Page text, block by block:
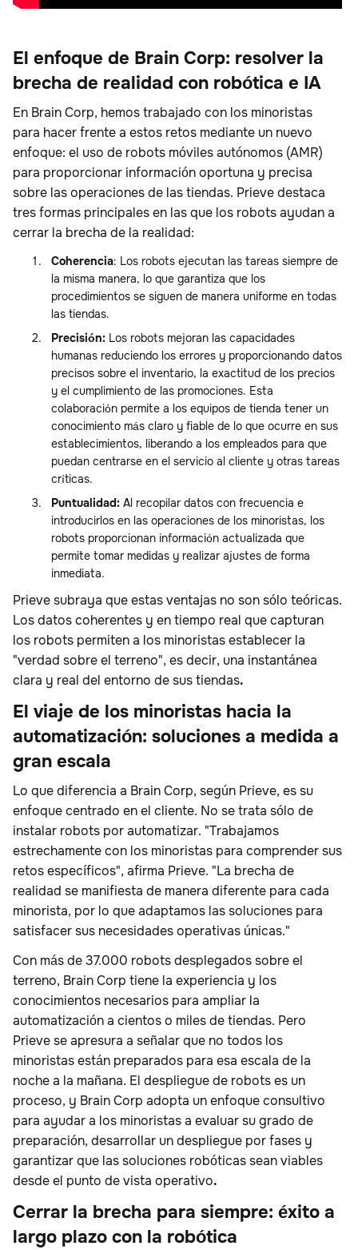
El enfoque de Brain Corp: resolver la
brecha de realidad con robótica e IA
En Brain Corp, hemos trabajado con los minoristas
para hacer frente a estos retos mediante un nuevo
enfoque: el uso de robots móviles autónomos (AMR)
para proporcionar información oportuna y precisa
sobre las operaciones de las tiendas. Prieve destaca
tres formas principales en las que los robots ayudan a
cerrar la brecha de la realidad:
Coherencia: Los robots ejecutan las tareas siempre de
la misma manera, lo que garantiza que los
procedimientos se siguen de manera uniforme en todas
las tiendas.
Precisión: Los robots mejoran las capacidades
humanas reduciendo los errores y proporcionando datos
precisos sobre el inventario, la exactitud de los precios
y el cumplimiento de las promociones. Esta
colaboración permite a los equipos de tienda tener un
conocimiento más claro y fiable de lo que ocurre en sus
establecimientos, liberando a los empleados para que
puedan centrarse en el servicio al cliente y otras tareas
críticas.
Puntualidad: Al recopilar datos con frecuencia e
introducirlos en las operaciones de los minoristas, los
robots proporcionan información actualizada que
permite tomar medidas y realizar ajustes de forma
inmediata.
Prieve subraya que estas ventajas no son sólo teóricas.
Los datos coherentes y en tiempo real que capturan
los robots permiten a los minoristas establecer la
"verdad sobre el terreno", es decir, una instantánea
clara y real del entorno de sus tiendas.‍
El viaje de los minoristas hacia la
automatización: soluciones a medida a
gran escala
Lo que diferencia a Brain Corp, según Prieve, es su
enfoque centrado en el cliente. No se trata sólo de
instalar robots por automatizar. "Trabajamos
estrechamente con los minoristas para comprender sus
retos específicos", afirma Prieve. "La brecha de
realidad se manifiesta de manera diferente para cada
minorista, por lo que adaptamos las soluciones para
satisfacer sus necesidades operativas únicas."
Con más de 37.000 robots desplegados sobre el
terreno, Brain Corp tiene la experiencia y los
conocimientos necesarios para ampliar la
automatización a cientos o miles de tiendas. Pero
Prieve se apresura a señalar que no todos los
minoristas están preparados para esa escala de la
noche a la mañana. El despliegue de robots es un
proceso, y Brain Corp adopta un enfoque consultivo
para ayudar a los minoristas a evaluar su grado de
preparación, desarrollar un despliegue por fases y
garantizar que las soluciones robóticas sean viables
desde el punto de vista operativo.
Cerrar la brecha para siempre: éxito a
largo plazo con la robótica